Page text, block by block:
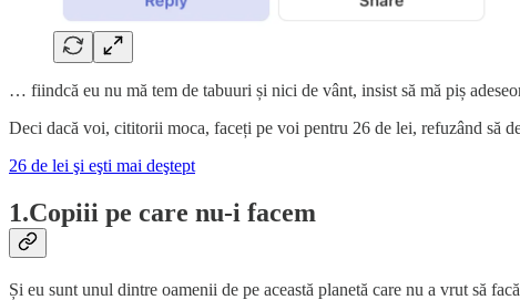
… fiindcă eu nu mă tem de tabuuri și nici de vânt, insist să mă piș
Deci dacă voi, cititorii moca, faceți pe voi pentru 26 de lei, refuzând să
26 de lei şi eşti mai deştept
1.Copiii pe care nu-i facem
Și eu sunt unul dintre oamenii de pe această planetă care nu a vrut să